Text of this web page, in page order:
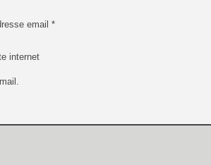
[GK] Capcom relance
[Mo5] Deux inédits du
[GK] Le beat'em up The
[GK] Endless Legend 2 :
[LS] [PS5] Premiers
email *
internet